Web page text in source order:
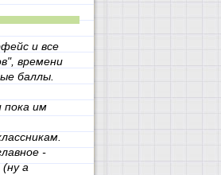
и все
времени
баллы.
пока им
-
а